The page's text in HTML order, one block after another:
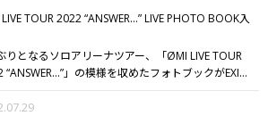
すので、あらかじめご了承の上ご注文ください。
TOUR 2022 “ANSWER...” LIVE PHOTO BOOK入
りとなるソロアリーナツアー、「ØMI LIVE TOUR
“ANSWER...”」の模様を収めたフォトブックがEXILE
STATION TOKYO/OSAKA/ONLINE STOREに入荷
ました!!